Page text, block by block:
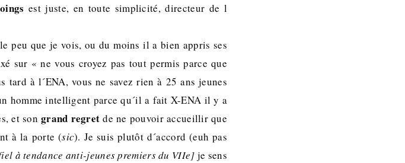
est juste, en toute simplicité, directeur de l
peu que je vois, ou du moins il a bien appris ses
sur « ne vous croyez pas tout permis parce que
tard à l´ENA, vous ne savez rien à 25 ans jeunes
homme intelligent parce qu´il a fait X-ENA il y a
et son grand regret de ne pouvoir accueillir que
à la porte (sic). Je suis plutôt d´accord (euh pas
à tendance anti-jeunes premiers du VIIe] je sens